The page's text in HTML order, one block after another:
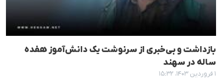
بازداشت و بی‌خبری از سرنوشت یک دانش‌آموز هفده
ساله در سهند
۱ فروردین ۱۴۰۳، ۱۵:۳۲